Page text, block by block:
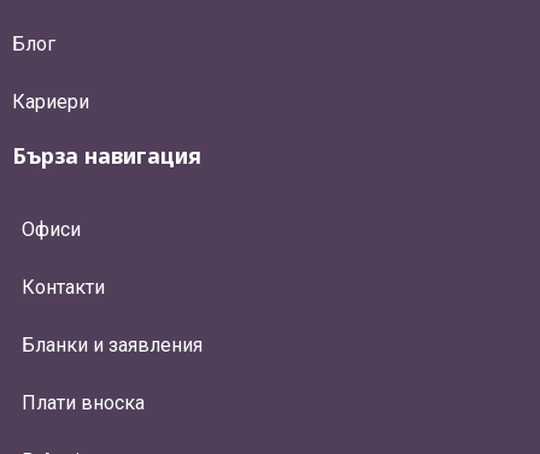
Блог
Кариери
Бърза навигация
Офиси
Контакти
Бланки и заявления
Плати вноска